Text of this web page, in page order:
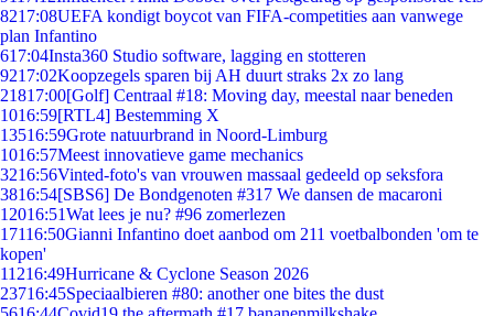
8217:08UEFA kondigt boycot van FIFA-competities aan vanwege
plan Infantino
617:04Insta360 Studio software, lagging en stotteren
9217:02Koopzegels sparen bij AH duurt straks 2x zo lang
21817:00[Golf] Centraal #18: Moving day, meestal naar beneden
1016:59[RTL4] Bestemming X
13516:59Grote natuurbrand in Noord-Limburg
1016:57Meest innovatieve game mechanics
3216:56Vinted-foto's van vrouwen massaal gedeeld op seksfora
3816:54[SBS6] De Bondgenoten #317 We dansen de macaroni
12016:51Wat lees je nu? #96 zomerlezen
17116:50Gianni Infantino doet aanbod om 211 voetbalbonden 'om te
kopen'
11216:49Hurricane & Cyclone Season 2026
23716:45Speciaalbieren #80: another one bites the dust